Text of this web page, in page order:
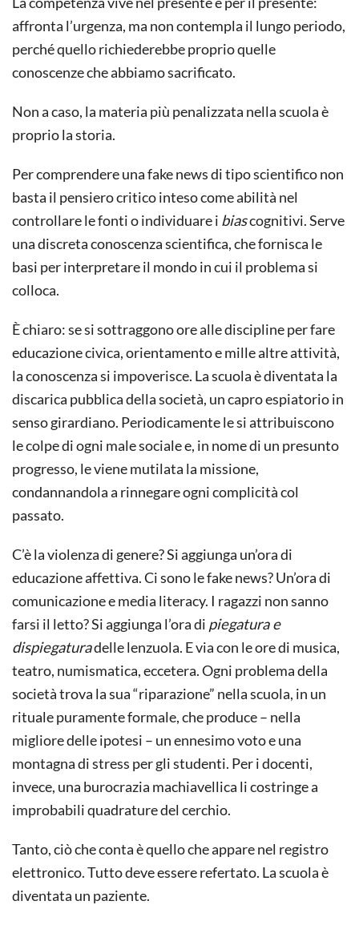
affronta l’urgenza, ma non contempla il lungo periodo,
perché quello richiederebbe proprio quelle
conoscenze che abbiamo sacrificato.
Non a caso, la materia più penalizzata nella scuola è
proprio la storia.
Per comprendere una fake news di tipo scientifico non
basta il pensiero critico inteso come abilità nel
controllare le fonti o individuare i biascognitivi. Serve
una discreta conoscenza scientifica, che fornisca le
basi per interpretare il mondo in cui il problema si
colloca.
È chiaro: se si sottraggono ore alle discipline per fare
educazione civica, orientamento e mille altre attività,
la conoscenza si impoverisce. La scuola è diventata la
discarica pubblica della società, un capro espiatorio in
senso girardiano. Periodicamente le si attribuiscono
le colpe di ogni male sociale e, in nome di un presunto
progresso, le viene mutilata la missione,
condannandola a rinnegare ogni complicità col
passato.
C’è la violenza di genere? Si aggiunga un’ora di
educazione affettiva. Ci sono le fake news? Un’ora di
comunicazione e media literacy. I ragazzi non sanno
farsi il letto? Si aggiunga l’ora di piegatura e
dispiegaturadelle lenzuola. E via con le ore di musica,
teatro, numismatica, eccetera. Ogni problema della
società trova la sua “riparazione” nella scuola, in un
rituale puramente formale, che produce – nella
migliore delle ipotesi – un ennesimo voto e una
montagna di stress per gli studenti. Per i docenti,
invece, una burocrazia machiavellica li costringe a
improbabili quadrature del cerchio.
Tanto, ciò che conta è quello che appare nel registro
elettronico. Tutto deve essere refertato. La scuola è
diventata un paziente.